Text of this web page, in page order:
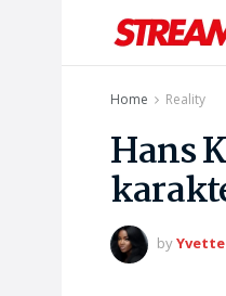
Home Reality
Hans
by